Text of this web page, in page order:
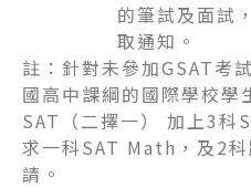
的筆試及面試
取通知。
註：針對未參加GSAT考
國高中課綱的國際學校學
SAT（二擇一） 加上3
求一科SAT Math，及2
請。